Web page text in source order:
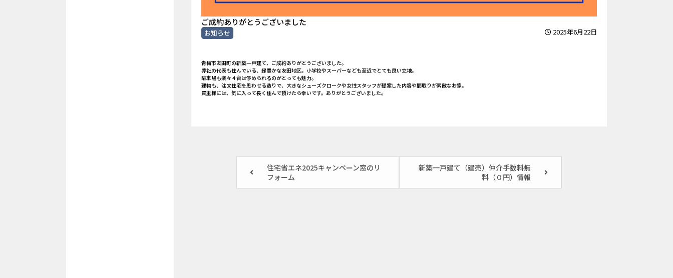
ご成約ありがとうございました
お知らせ 2025年6月22日
青梅市友田町の新築一戸建て、ご成約ありがとうございました。
弊社の代表も住んでいる、緑豊かな友田地区。小学校やスーパーなども至近でとても良い立地。
駐車場も楽々４台は停められるのがとっても魅力。
建物も、注文住宅を思わせる造りで、大きなシューズクロークや女性スタッフが提案した内容や間取りが素敵なお家。
買主様には、気に入って長く住んで頂けたら幸いです。ありがとうございました。
住宅省エネ2025キャンペーン窓のリ
フォーム
新築一戸建て（建売）仲介手数料無
料（０円）情報